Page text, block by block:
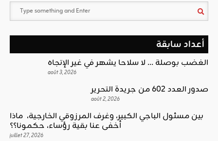
أعداد سابقة
الغضب بوصلة … لا سلاحا يشهر في غير الإتجاه
août 3, 2026
صدور العدد 602 من جريدة التحرير
août 2, 2026
بين مسئول الباجي الكبير، وغرف المرزوقي الخارجية، ماذا
أخفى عنا بقية رؤساء، حكمونا؟؟
juillet 27, 2026